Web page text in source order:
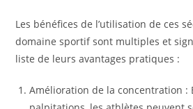
Les bénéfices de l’utilisation de ces
domaine sportif sont multiples et
liste de leurs avantages pratiques :
Amélioration de la concentration :